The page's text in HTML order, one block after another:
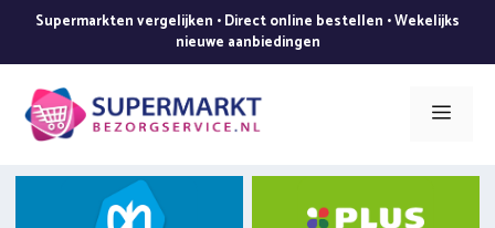
de
inhoud
Supermarkten vergelijken • Direct online bestellen • Wekelijks
nieuwe aanbiedingen
Menu